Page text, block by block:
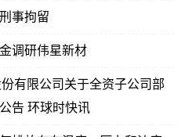
事拘留
调研伟星新材
有限公司关于全资子公司部
告 环球时快讯